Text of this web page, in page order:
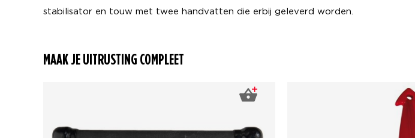
stabilisator en touw met twee handvatten die erbij geleverd worden.
MAAK JE UITRUSTING COMPLEET